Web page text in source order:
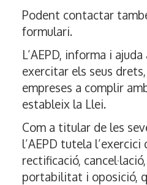
Podent contactar
formulari.
L’AEPD, informa i
exercitar els seus
empreses a complir
estableix la Llei.
Com a titular de les
l’AEPD tutela l’exercici
rectificació,
portabilitat i oposició,